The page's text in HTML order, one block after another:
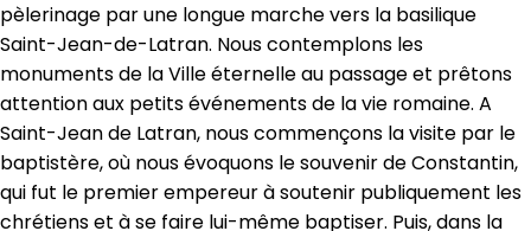
pèlerinage par une longue marche vers la basilique
Saint-Jean-de-Latran. Nous contemplons les
monuments de la Ville éternelle au passage et prêtons
attention aux petits événements de la vie romaine. A
Saint-Jean de Latran, nous commençons la visite par le
baptistère, où nous évoquons le souvenir de Constantin,
qui fut le premier empereur à soutenir publiquement les
chrétiens et à se faire lui-même baptiser. Puis, dans la